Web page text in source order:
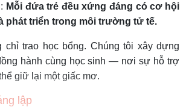
Mỗi đứa trẻ đều xứng đáng có cơ hội
phát triển trong môi trường tử tế.
chỉ trao học bổng. Chúng tôi xây dựng
hành cùng học sinh — nơi sự hỗ trợ
giữ lại một giấc mơ.
lập